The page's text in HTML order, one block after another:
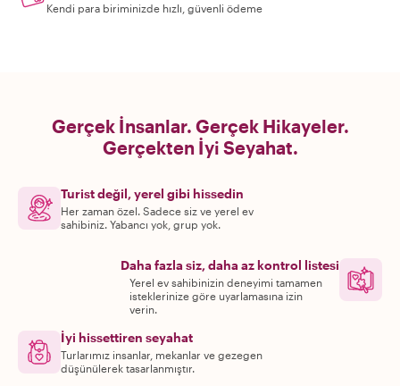
Kendi para biriminizde hızlı, güvenli ödeme
Gerçek İnsanlar. Gerçek Hikayeler.
Gerçekten İyi Seyahat.
Turist değil, yerel gibi hissedin
Her zaman özel. Sadece siz ve yerel ev
sahibiniz. Yabancı yok, grup yok.
Daha fazla siz, daha az kontrol listesi
Yerel ev sahibinizin deneyimi tamamen
isteklerinize göre uyarlamasına izin
verin.
İyi hissettiren seyahat
Turlarımız insanlar, mekanlar ve gezegen
düşünülerek tasarlanmıştır.